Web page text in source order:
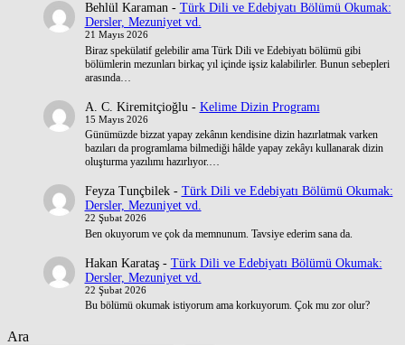
Behlül Karaman- Türk Dili ve Edebiyatı Bölümü Okumak:
Dersler, Mezuniyet vd.
21 Mayıs 2026
Biraz spekülatif gelebilir ama Türk Dili ve Edebiyatı bölümü gibi
bölümlerin mezunları birkaç yıl içinde işsiz kalabilirler. Bunun sebepleri
arasında…
A. C. Kiremitçioğlu - Kelime Dizin Programı
15 Mayıs 2026
Günümüzde bizzat yapay zekânın kendisine dizin hazırlatmak varken
bazıları da programlama bilmediği hâlde yapay zekâyı kullanarak dizin
oluşturma yazılımı hazırlıyor.…
Feyza Tunçbilek- Türk Dili ve Edebiyatı Bölümü Okumak:
Dersler, Mezuniyet vd.
22 Şubat 2026
Ben okuyorum ve çok da memnunum. Tavsiye ederim sana da.
Hakan Karataş- Türk Dili ve Edebiyatı Bölümü Okumak:
Dersler, Mezuniyet vd.
22 Şubat 2026
Bu bölümü okumak istiyorum ama korkuyorum. Çok mu zor olur?
Ara